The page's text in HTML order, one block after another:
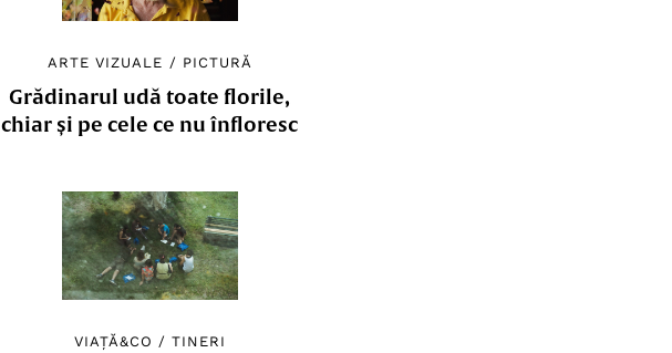
ARTE VIZUALE / PICTURĂ
Grădinarul udă toate florile,
chiar și pe cele ce nu înfloresc
VIAȚĂ&CO /TINERI